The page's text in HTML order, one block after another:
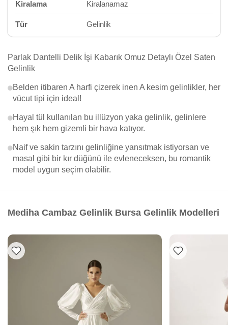
Kiralama Kiralanamaz
Tür Gelinlik
Parlak Dantelli Delik İşi Kabarık Omuz Detaylı Özel Saten
Gelinlik
Belden itibaren A harfi çizerek inen A kesim gelinlikler, her
vücut tipi için ideal!
Hayal tül kullanılan bu illüzyon yaka gelinlik, gelinlere
hem şık hem gizemli bir hava katıyor.
Naif ve sakin tarzını gelinliğine yansıtmak istiyorsan ve
masal gibi bir kır düğünü ile evleneceksen, bu romantik
model uygun seçim olabilir.
Mediha Cambaz Gelinlik Bursa Gelinlik Modelleri